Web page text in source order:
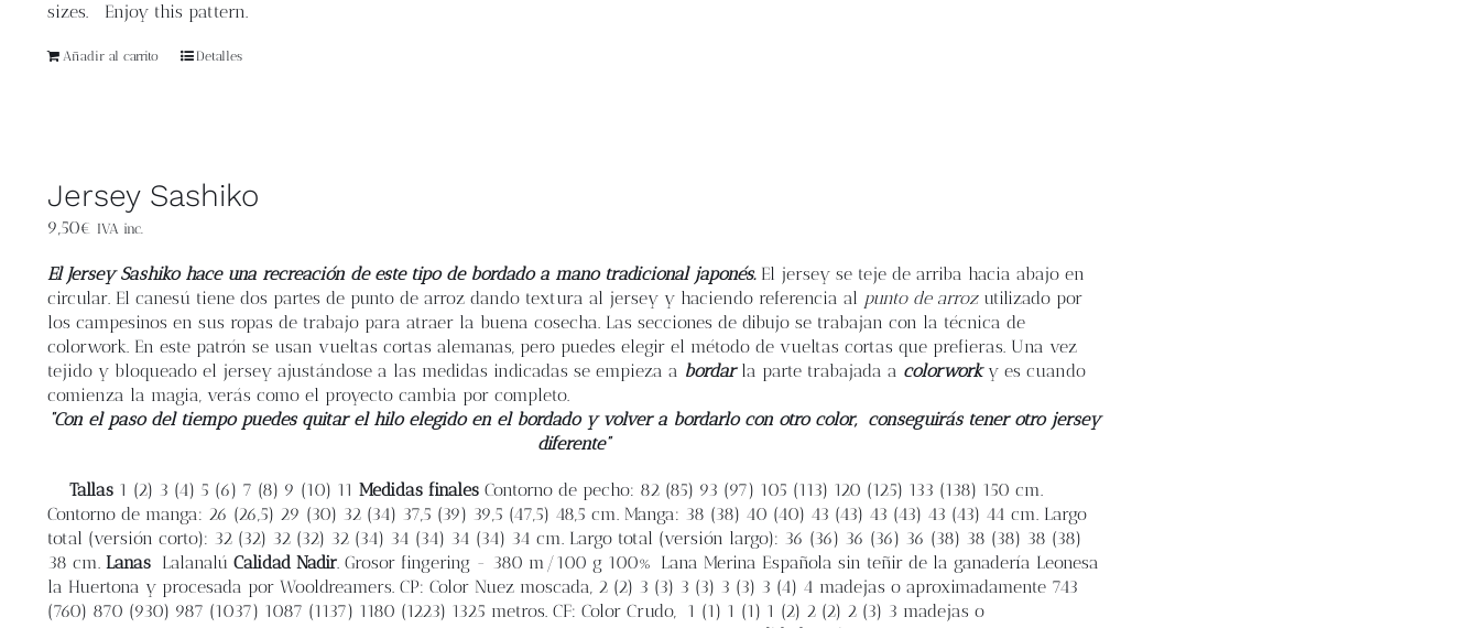
sizes. Enjoy this pattern.
Añadir al carrito Detalles
Jersey Sashiko
9,50€ IVA inc.
El Jersey Sashiko hace una recreación de este tipo de bordado a mano tradicional japonés.El jersey se teje de arriba hacia abajo en
circular. El canesú tiene dos partes de punto de arroz dando textura al jersey y haciendo referencia al punto de arrozutilizado por
los campesinos en sus ropas de trabajo para atraer la buena cosecha. Las secciones de dibujo se trabajan con la técnica de
colorwork. En este patrón se usan vueltas cortas alemanas, pero puedes elegir el método de vueltas cortas que prefieras. Una vez
tejido y bloqueado el jersey ajustándose a las medidas indicadas se empieza a bordarla parte trabajada a colorwork y es cuando
comienza la magia, verás como el proyecto cambia por completo.
“Con el paso del tiempo puedes quitar el hilo elegido en el bordado y volver a bordarlo con otro color, conseguirás tener otro jersey
diferente”
Tallas 1 (2) 3 (4) 5 (6) 7 (8) 9 (10) 11Medidas finales Contorno de pecho: 82 (85) 93 (97) 105 (113) 120 (125) 133 (138) 150 cm.
Contorno de manga: 26 (26,5) 29 (30) 32 (34) 37,5 (39) 39,5 (47,5) 48,5 cm. Manga: 38 (38) 40 (40) 43 (43) 43 (43) 43 (43) 44 cm. Largo
total (versión corto): 32 (32) 32 (32) 32 (34) 34 (34) 34 (34) 34 cm. Largo total (versión largo): 36 (36) 36 (36) 36 (38) 38 (38) 38 (38)
38 cm.Lanas LalanalúCalidad Nadir. Grosor fingering - 380 m/100 g 100% Lana Merina Española sin teñir de la ganadería Leonesa
la Huertona y procesada por Wooldreamers. CP: Color Nuez moscada, 2 (2) 3 (3) 3 (3) 3 (3) 3 (4) 4 madejas o aproximadamente 743
(760) 870 (930) 987 (1037) 1087 (1137) 1180 (1223) 1325 metros. CF: Color Crudo, 1 (1) 1 (1) 1 (2) 2 (2) 2 (3) 3 madejas o